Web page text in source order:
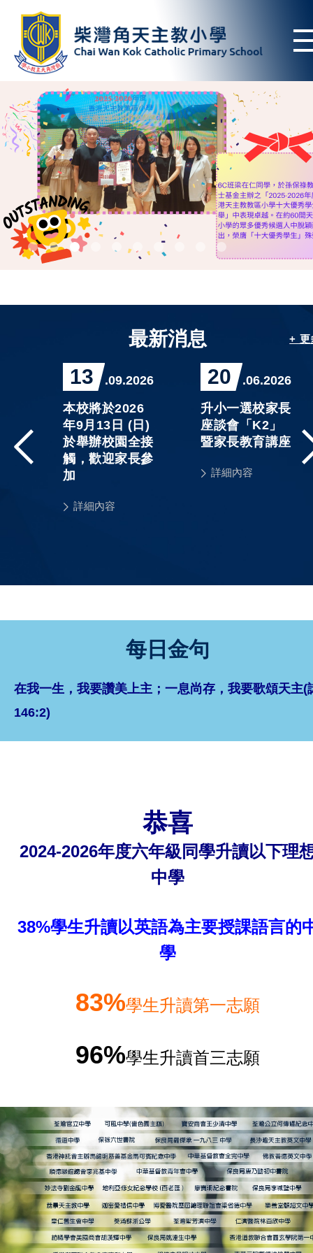
最新消息 + 更
13 .09.2026
本校將於2026
年9月13日 (日)
於舉辦校園全接
觸，歡迎家長參
加
詳細內容
20 .06.2026
升小一選校家長
座談會「K2」
暨家長教育講座
詳細內容
每日金句
在我一生，我要讚美上主；一息尚存，我要歌頌天主(
146:2)
恭喜
2024-2026年度六年級同學升讀以下理
中學
38%學生升讀以英語為主要授課語言的
學
83%學生升讀第一志願
96%學生升讀首三志願